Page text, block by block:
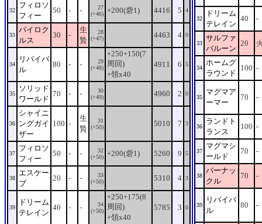
32
フィロソ
フィー
50 - -
27
(+46) +200(砦1) 4416 5 4
33
パイロク
ルス
30 -
生
贄
28
(+47)
4463 4 0
34
リバイバ
ル
80 - -
29
(+48)
+250+150(7
周回)
+領x40
4911 6 5
35
ソリッド
ワールド
70 - -
30
(+49)
4960 2 0
36
シャイニ
ングガイ
ザー
100 -
生
贄
31
(+50)
5010 7 3
37
フィロソ
フィー
50 - -
32
(+50) +200(砦1) 5260 9 5
38
エスケー
プ
20 - -
33
(+50)
5310 4 3
39
ドリーム
テレイン
40 - -
34
(+50)
+250+175(8
周回)
+領x40
5785 3 0
32
ドリーム
テレイン
40 -
33
サルファ
バルーン
20
34
ホームグ
ラウンド
100 -
35
マグマア
ーマー
70 -
36
ランドト
ランス
100 -
37
マグマシ
ールド
70 -
38
バーナッ
クル
70 -
39
リバイバ
ル
80 -